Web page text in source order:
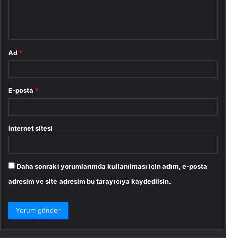
Ad *
E-posta *
İnternet sitesi
Daha sonraki yorumlarımda kullanılması için adım, e-posta
adresim ve site adresim bu tarayıcıya kaydedilsin.